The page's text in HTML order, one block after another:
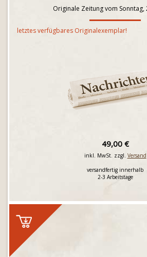
Originale Zeitung vom Sonntag,
letztes verfügbares Originalexemplar!
49,00 €
inkl. MwSt. zzgl. Versand
versandfertig innerhalb
2-3 Arbeitstage